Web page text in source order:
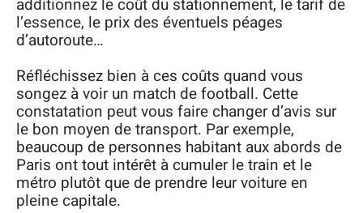
l’essence, le prix des éventuels péages
d’autoroute…
Réfléchissez bien à ces coûts quand vous
songez à voir un match de football. Cette
constatation peut vous faire changer d’avis sur
le bon moyen de transport. Par exemple,
beaucoup de personnes habitant aux abords de
Paris ont tout intérêt à cumuler le train et le
métro plutôt que de prendre leur voiture en
pleine capitale.